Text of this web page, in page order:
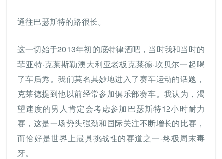
通往巴瑟斯特的路很长。
这一切始于2013年初的底特律酒吧，当时我和当时的
菲亚特·克莱斯勒澳大利亚老板克莱德·坎贝尔一起喝
了车后秀。我们莫名其妙地进入了赛车运动的话题，
克莱德提到他以前经常参加俱乐部赛车。我认为，渴
望速度的男人肯定会考虑参加巴瑟斯特12小时耐力
赛，这是一场势头强劲和国际关注不断增长的比赛，
而恰好是世界上最具挑战性的赛道之一-终极周末毒
牙。